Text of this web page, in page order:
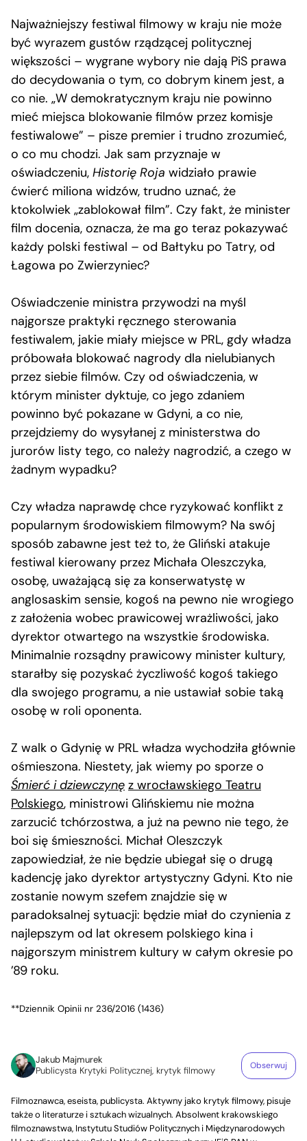
Najważniejszy festiwal filmowy w kraju nie może
być wyrazem gustów rządzącej politycznej
większości – wygrane wybory nie dają PiS prawa
do decydowania o tym, co dobrym kinem jest, a
co nie. „W demokratycznym kraju nie powinno
mieć miejsca blokowanie filmów przez komisje
festiwalowe” – pisze premier i trudno zrozumieć,
o co mu chodzi. Jak sam przyznaje w
oświadczeniu, Historię Roja widziało prawie
ćwierć miliona widzów, trudno uznać, że
ktokolwiek „zablokował film”. Czy fakt, że minister
film docenia, oznacza, że ma go teraz pokazywać
każdy polski festiwal – od Bałtyku po Tatry, od
Łagowa po Zwierzyniec?
Oświadczenie ministra przywodzi na myśl
najgorsze praktyki ręcznego sterowania
festiwalem, jakie miały miejsce w PRL, gdy władza
próbowała blokować nagrody dla nielubianych
przez siebie filmów. Czy od oświadczenia, w
którym minister dyktuje, co jego zdaniem
powinno być pokazane w Gdyni, a co nie,
przejdziemy do wysyłanej z ministerstwa do
jurorów listy tego, co należy nagrodzić, a czego w
żadnym wypadku?
Czy władza naprawdę chce ryzykować konflikt z
popularnym środowiskiem filmowym? Na swój
sposób zabawne jest też to, że Gliński atakuje
festiwal kierowany przez Michała Oleszczyka,
osobę, uważającą się za konserwatystę w
anglosaskim sensie, kogoś na pewno nie wrogiego
z założenia wobec prawicowej wrażliwości, jako
dyrektor otwartego na wszystkie środowiska.
Minimalnie rozsądny prawicowy minister kultury,
starałby się pozyskać życzliwość kogoś takiego
dla swojego programu, a nie ustawiał sobie taką
osobę w roli oponenta.
Z walk o Gdynię w PRL władza wychodziła głównie
ośmieszona. Niestety, jak wiemy po sporze o
Śmierć i dziewczynę z wrocławskiego Teatru
Polskiego, ministrowi Glińskiemu nie można
zarzucić tchórzostwa, a już na pewno nie tego, że
boi się śmieszności. Michał Oleszczyk
zapowiedział, że nie będzie ubiegał się o drugą
kadencję jako dyrektor artystyczny Gdyni. Kto nie
zostanie nowym szefem znajdzie się w
paradoksalnej sytuacji: będzie miał do czynienia z
najlepszym od lat okresem polskiego kina i
najgorszym ministrem kultury w całym okresie po
’89 roku.
**Dziennik Opinii nr 236/2016 (1436)
Jakub Majmurek
Publicysta Krytyki Politycznej, krytyk filmowy
Obserwuj
Filmoznawca, eseista, publicysta. Aktywny jako krytyk filmowy, pisuje
także o literaturze i sztukach wizualnych. Absolwent krakowskiego
filmoznawstwa, Instytutu Studiów Politycznych i Międzynarodowych